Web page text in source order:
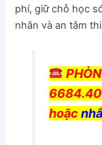
phí, giữ chỗ học
nhân và an tâm
hoặc